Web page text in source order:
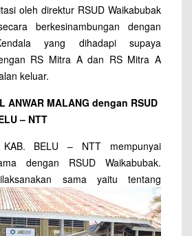
oleh direktur RSUD Waikabubak
berkesinambungan dengan
yang dihadapi supaya
RS Mitra A dan RS Mitra A
keluar.
ANWAR MALANG dengan RSUD
– NTT
KAB. BELU – NTT mempunyai
dengan RSUD Waikabubak.
sama yaitu tentang